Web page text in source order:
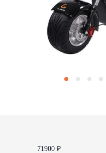
71900 ₽